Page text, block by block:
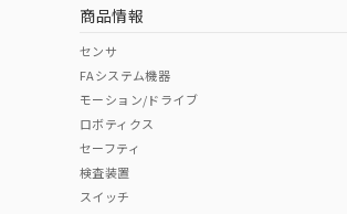
中国 RoHS表
Pb Hg
商品情報
センサ
FAシステム機器
モーション/ドライブ
ロボティクス
セーフティ
検査装置
スイッチ